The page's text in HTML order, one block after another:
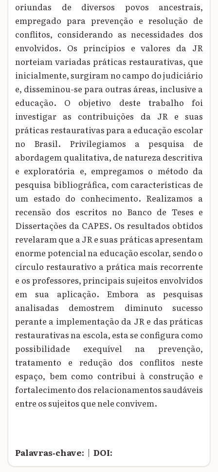
oriundas de diversos povos ancestrais,
empregado para prevenção e resolução de
conflitos, considerando as necessidades dos
envolvidos. Os princípios e valores da JR
norteiam variadas práticas restaurativas, que
inicialmente, surgiram no campo do judiciário
e, disseminou-se para outras áreas, inclusive a
educação. O objetivo deste trabalho foi
investigar as contribuições da JR e suas
práticas restaurativas para a educação escolar
no Brasil. Privilegiamos a pesquisa de
abordagem qualitativa, de natureza descritiva
e exploratória e, empregamos o método da
pesquisa bibliográfica, com características de
um estado do conhecimento. Realizamos a
recensão dos escritos no Banco de Teses e
Dissertações da CAPES. Os resultados obtidos
revelaram que a JR e suas práticas apresentam
enorme potencial na educação escolar, sendo o
círculo restaurativo a prática mais recorrente
e os professores, principais sujeitos envolvidos
em sua aplicação. Embora as pesquisas
analisadas demostrem diminuto sucesso
perante a implementação da JR e das práticas
restaurativas na escola, esta se configura como
possibilidade exequível na prevenção,
tratamento e redução dos conflitos neste
espaço, bem como contribui à construção e
fortalecimento dos relacionamentos saudáveis
entre os sujeitos que nele convivem.
Palavras‑chave: | DOI: